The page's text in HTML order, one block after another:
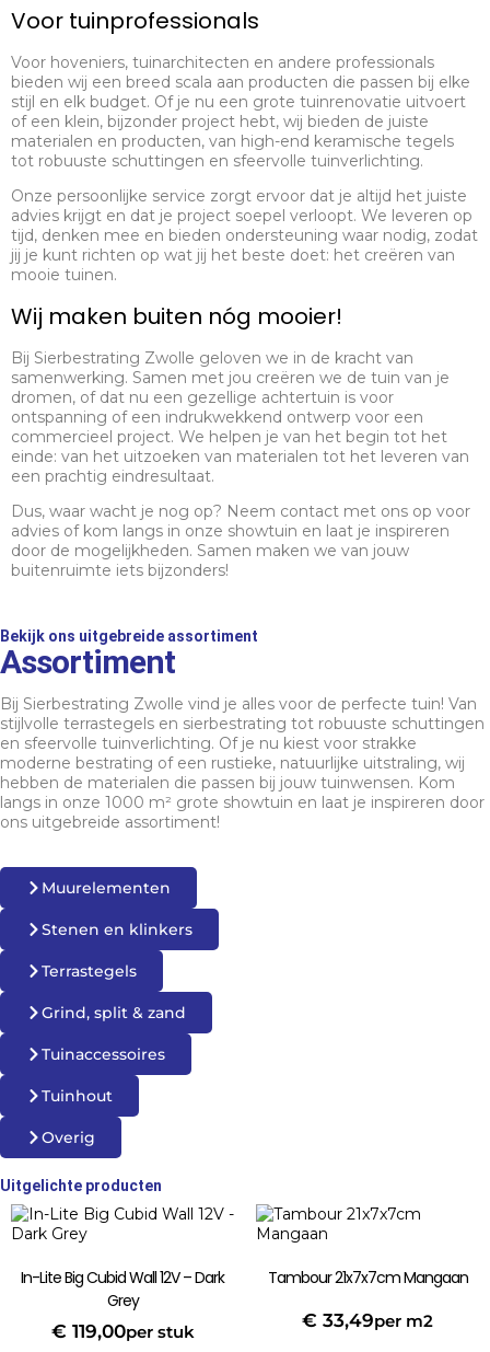
Voor tuinprofessionals
Voor hoveniers, tuinarchitecten en andere professionals
bieden wij een breed scala aan producten die passen bij elke
stijl en elk budget. Of je nu een grote tuinrenovatie uitvoert
of een klein, bijzonder project hebt, wij bieden de juiste
materialen en producten, van high-end keramische tegels
tot robuuste schuttingen en sfeervolle tuinverlichting.
Onze persoonlijke service zorgt ervoor dat je altijd het juiste
advies krijgt en dat je project soepel verloopt. We leveren op
tijd, denken mee en bieden ondersteuning waar nodig, zodat
jij je kunt richten op wat jij het beste doet: het creëren van
mooie tuinen.
Wij maken buiten nóg mooier!
Bij Sierbestrating Zwolle geloven we in de kracht van
samenwerking. Samen met jou creëren we de tuin van je
dromen, of dat nu een gezellige achtertuin is voor
ontspanning of een indrukwekkend ontwerp voor een
commercieel project. We helpen je van het begin tot het
einde: van het uitzoeken van materialen tot het leveren van
een prachtig eindresultaat.
Dus, waar wacht je nog op? Neem contact met ons op voor
advies of kom langs in onze showtuin en laat je inspireren
door de mogelijkheden. Samen maken we van jouw
buitenruimte iets bijzonders!
Bekijk ons uitgebreide assortiment
Assortiment
Bij Sierbestrating Zwolle vind je alles voor de perfecte tuin! Van
stijlvolle terrastegels en sierbestrating tot robuuste schuttingen
en sfeervolle tuinverlichting. Of je nu kiest voor strakke
moderne bestrating of een rustieke, natuurlijke uitstraling, wij
hebben de materialen die passen bij jouw tuinwensen. Kom
langs in onze 1000 m² grote showtuin en laat je inspireren door
ons uitgebreide assortiment!
Muurelementen
Stenen en klinkers
Terrastegels
Grind, split & zand
Tuinaccessoires
Tuinhout
Overig
Uitgelichte producten
In-Lite Big Cubid Wall 12V – Dark
Grey
€ 119,00per stuk
Tambour 21x7x7cm Mangaan
€ 33,49per m2